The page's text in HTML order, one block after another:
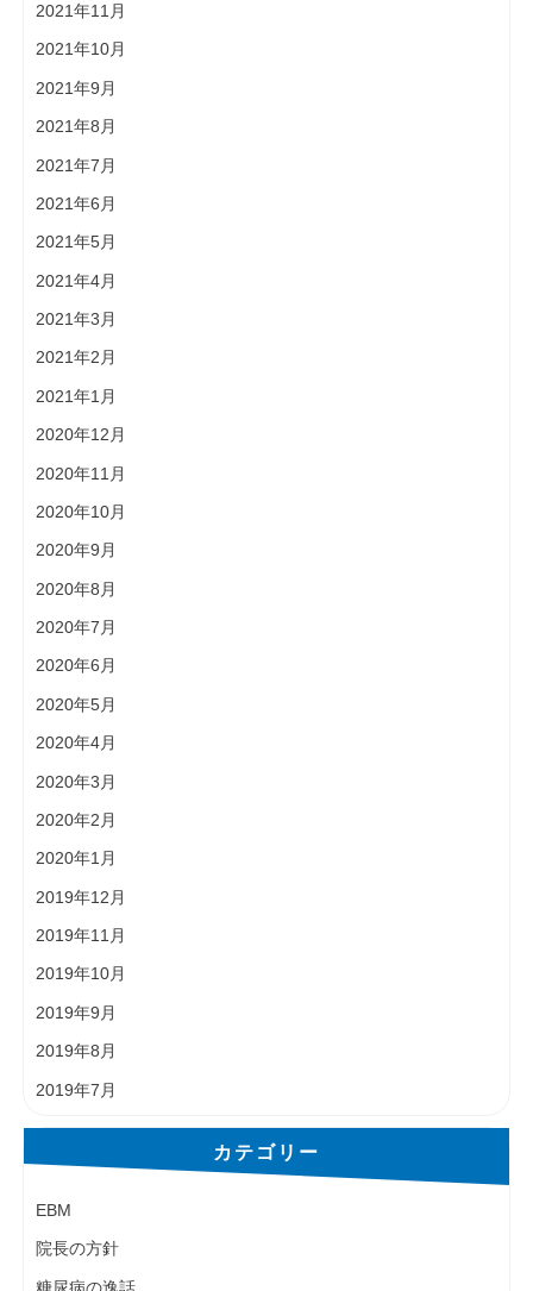
2021年11月
2021年10月
2021年9月
2021年8月
2021年7月
2021年6月
2021年5月
2021年4月
2021年3月
2021年2月
2021年1月
2020年12月
2020年11月
2020年10月
2020年9月
2020年8月
2020年7月
2020年6月
2020年5月
2020年4月
2020年3月
2020年2月
2020年1月
2019年12月
2019年11月
2019年10月
2019年9月
2019年8月
2019年7月
カテゴリー
EBM
院長の方針
糖尿病の逸話